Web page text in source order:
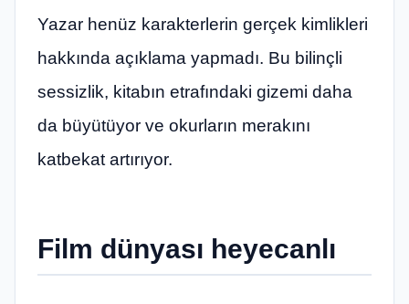
Yazar henüz karakterlerin gerçek kimlikleri
hakkında açıklama yapmadı. Bu bilinçli
sessizlik, kitabın etrafındaki gizemi daha
da büyütüyor ve okurların merakını
katbekat artırıyor.
Film dünyası heyecanlı